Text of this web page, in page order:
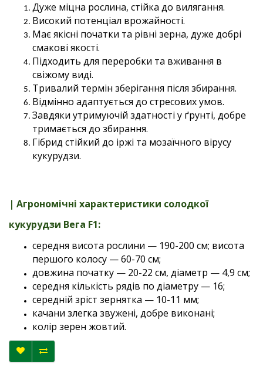
Дуже міцна рослина, стійка до вилягання.
Високий потенціал врожайності.
Має якісні початки та рівні зерна, дуже добрі
смакові якості.
Підходить для переробки та вживання в
свіжому виді.
Тривалий термін зберігання після збирання.
Відмінно адаптується до стресових умов.
Завдяки утримуючій здатності у ґрунті, добре
тримається до збирання.
Гібрид стійкий до іржі та мозаїчного вірусу
кукурудзи.
| Агрономічні характеристики солодкої
кукурудзи Вега F1:
середня висота рослини — 190-200 см; висота
першого колосу — 60-70 см;
довжина початку — 20-22 см, діаметр — 4,9 см;
середня кількість рядів по діаметру — 16;
середній зріст зернятка — 10-11 мм;
качани злегка звужені, добре виконані;
колір зерен жовтий.